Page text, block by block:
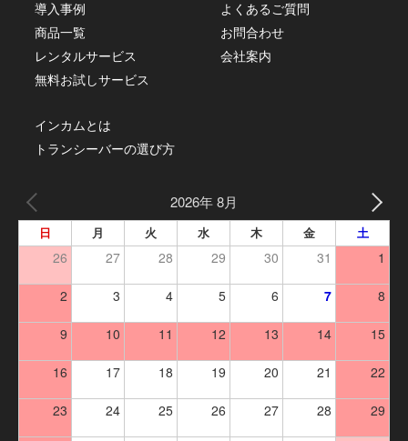
導入事例
商品一覧
レンタルサービス
無料お試しサービス
よくあるご質問
お問合わせ
会社案内
インカムとは
トランシーバーの選び方
2026年 8月
日 月 火 水 木 金 土
26 27 28 29 30 31 1
2 3 4 5 6 7 8
9 10 11 12 13 14 15
16 17 18 19 20 21 22
23 24 25 26 27 28 29